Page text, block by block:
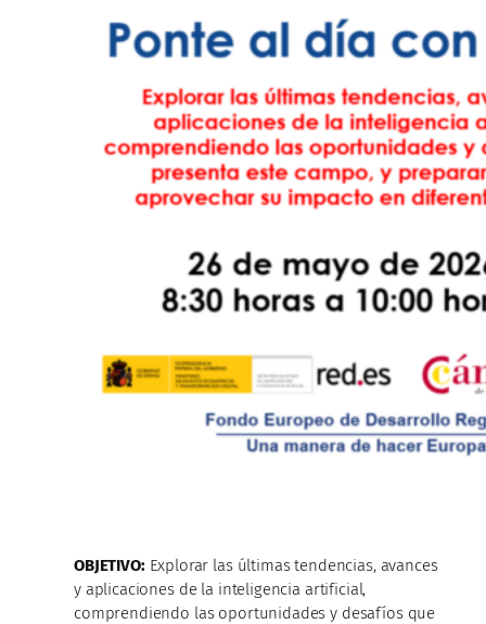
OBJETIVO:Explorar las últimas tendencias, avances
y aplicaciones de la inteligencia artificial,
comprendiendo las oportunidades y desafíos que